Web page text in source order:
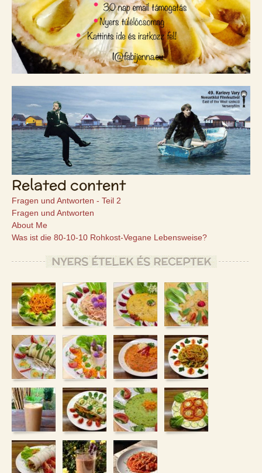
Related content
Fragen und Antworten - Teil 2
Fragen und Antworten
About Me
Was ist die 80-10-10 Rohkost-Vegane Lebensweise?
NYERS ÉTELEK ÉS RECEPTEK